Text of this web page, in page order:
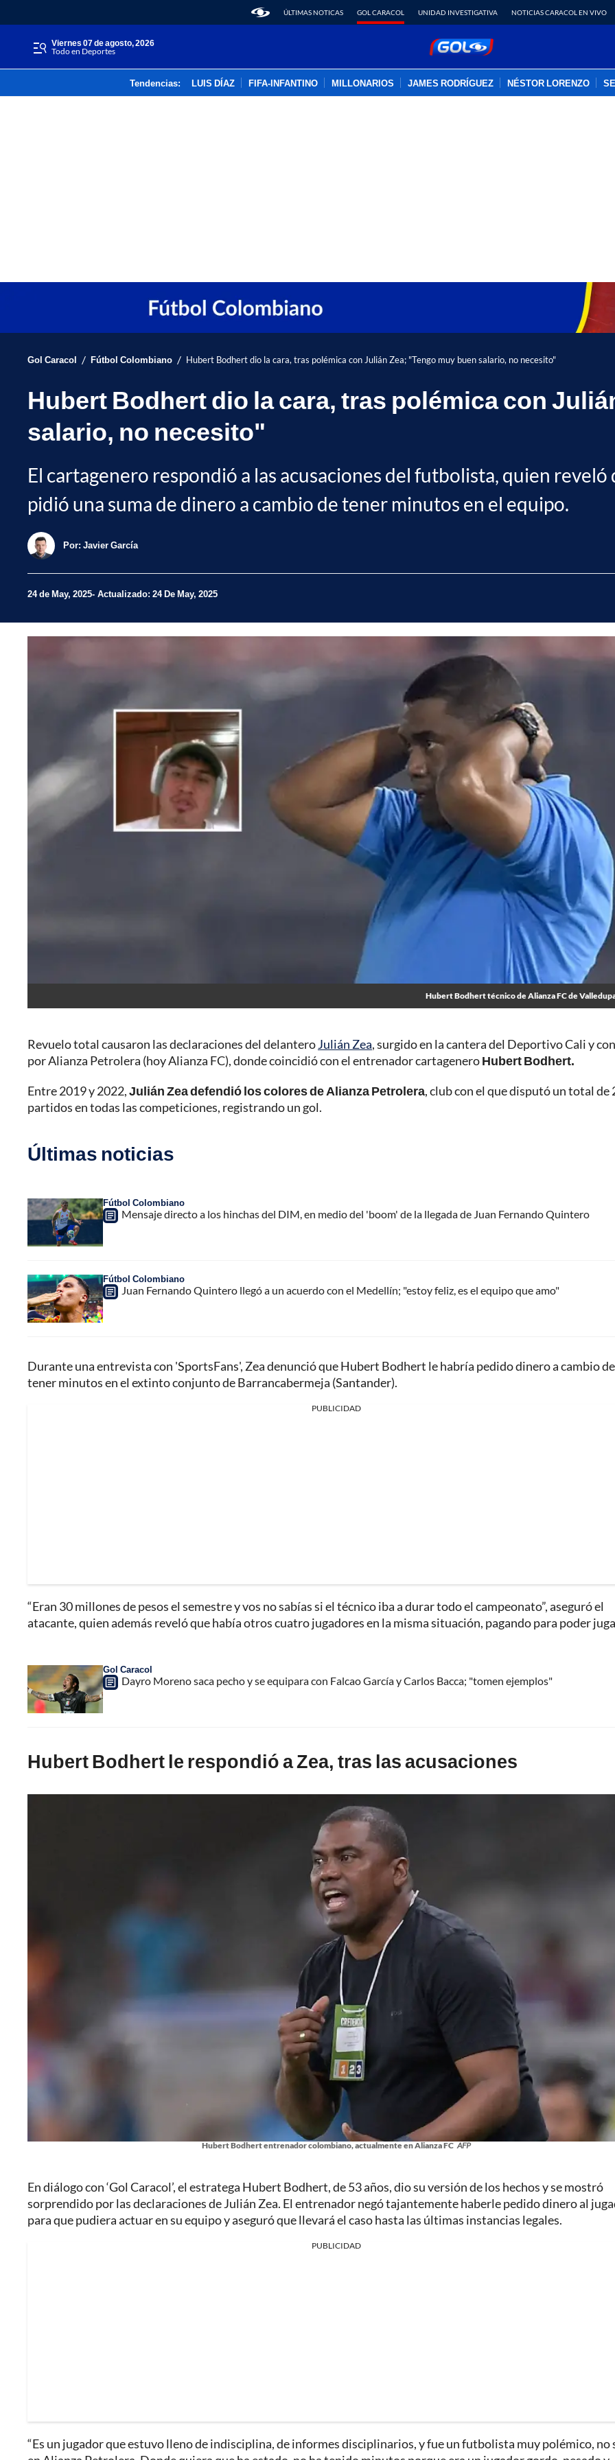
ÚLTIMAS NOTICAS GOL CARACOL UNIDAD INVESTIGATIVA NOTICIAS CARACOL EN VIVO
viernes 07 de agosto, 2026
Todo en Deportes
Tendencias: LUIS DÍAZ FIFA-INFANTINO MILLONARIOS JAMES RODRÍGUEZ NÉSTOR LORENZO
Gol Caracol / Fútbol Colombiano / Hubert Bodhert dio la cara, tras polémica con Julián Zea; "Tengo muy buen salario, no necesito"
Hubert Bodhert dio la cara, tras polémica con
salario, no necesito"
El cartagenero respondió a las acusaciones del futbolista, quien reveló
pidió una suma de dinero a cambio de tener minutos en el equipo.
Por: Javier García
24 de May, 2025 Actualizado: 24 De May, 2025
Hubert Bodhert técnico de Alianza FC de
Revuelo total causaron las declaraciones del delanteroJulián Zea, surgido en la cantera del Deportivo Cali y
por Alianza Petrolera (hoy Alianza FC), donde coincidió con el entrenador cartageneroHubert Bodhert.
Entre 2019 y 2022,Julián Zea defendió los colores de Alianza Petrolera, club con el que disputó un total de
partidos en todas las competiciones, registrando un gol.
Últimas noticias
Fútbol Colombiano
Mensaje directo a los hinchas del DIM, en medio del 'boom' de la llegada de Juan Fernando Quintero
Fútbol Colombiano
Juan Fernando Quintero llegó a un acuerdo con el Medellín; "estoy feliz, es el equipo que amo"
Durante una entrevista con 'SportsFans', Zea denunció que Hubert Bodhert le habría pedido dinero a cambio de
tener minutos en el extinto conjunto de Barrancabermeja (Santander).
PUBLICIDAD
“Eran 30 millones de pesos el semestre y vos no sabías si el técnico iba a durar todo el campeonato”, aseguró el
atacante, quien además reveló que había otros cuatro jugadores en la misma situación, pagando para poder
Gol Caracol
Dayro Moreno saca pecho y se equipara con Falcao García y Carlos Bacca; "tomen ejemplos"
Hubert Bodhert le respondió a Zea, tras las acusaciones
Hubert Bodhert entrenador colombiano, actualmente en Alianza FC AFP
En diálogo con ‘Gol Caracol’, el estratega Hubert Bodhert, de 53 años, dio su versión de los hechos y se mostró
sorprendido por las declaraciones de Julián Zea. El entrenador negó tajantemente haberle pedido dinero al
para que pudiera actuar en su equipo y aseguró que llevará el caso hasta las últimas instancias legales.
PUBLICIDAD
“Es un jugador que estuvo lleno de indisciplina, de informes disciplinarios, y fue un futbolista muy polémico, no